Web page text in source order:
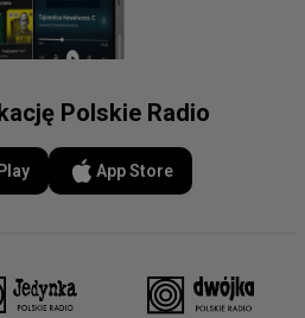
Polskie Radio
App Store